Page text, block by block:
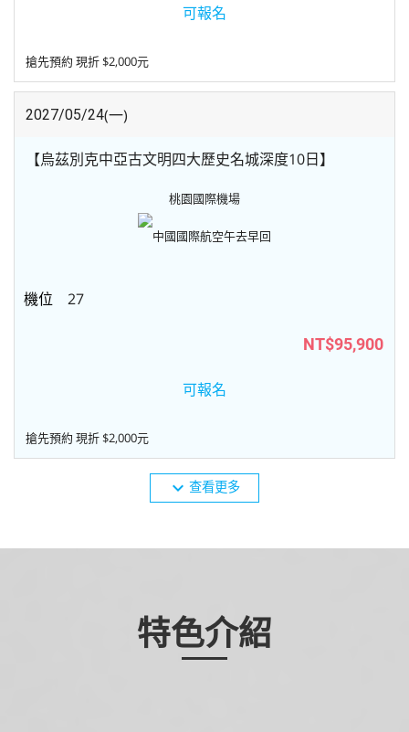
特色介紹
可報名
搶先預約 現折 $2,000元
2027/05/24(一)
【烏茲別克中亞古文明四大歷史名城深度10日】
桃園國際機場
中國國際航空午去早回
27
NT$95,900
可報名
搶先預約 現折 $2,000元
expand_more 查看更多